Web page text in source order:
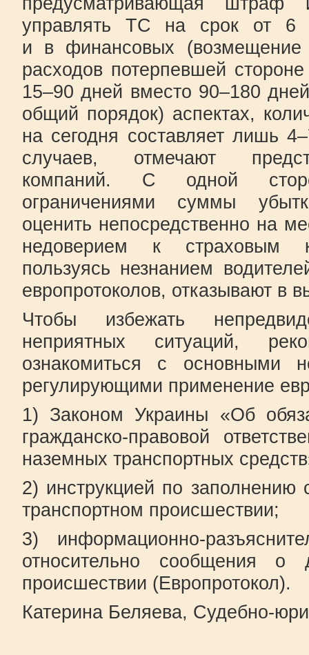
управлять ТС на срок от 6
и в финансовых (возмещение
расходов потерпевшей
15–90 дней вместо 90–180
общий порядок) аспектах,
на сегодня составляет лишь
случаев, отмечают
компаний. С одной
ограничениями суммы
оценить непосредственно на
недоверием к страховым
пользуясь незнанием
европротоколов, отказывают в
Чтобы избежать
неприятных ситуаций,
ознакомиться с основными
регулирующими применение
1) Законом Украины «Об
гражданско-правовой
наземных транспортных
2) инструкцией по
транспортном происшествии;
3) информационно-
относительно сообщения о
происшествии (Европротокол).
Катерина Беляева, Судебно-